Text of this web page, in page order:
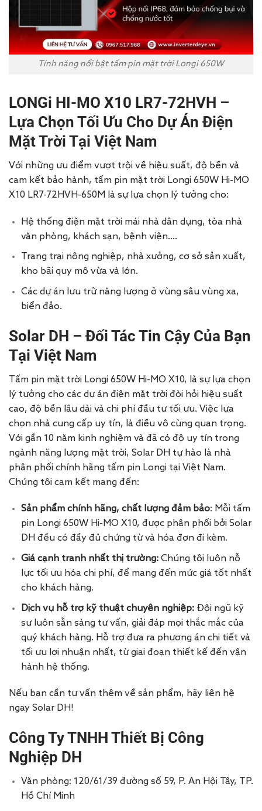
Tính năng nổi bật tấm pin mặt trời Longi 650W
LONGi HI-MO X10 LR7-72HVH –
Lựa Chọn Tối Ưu Cho Dự Án Điện
Mặt Trời Tại Việt Nam
Với những ưu điểm vượt trội về hiệu suất, độ bền và
cam kết bảo hành, tấm pin mặt trời Longi 650W Hi-MO
X10 LR7-72HVH-650M là sự lựa chọn lý tưởng cho:
Hệ thống điện mặt trời mái nhà dân dụng, tòa nhà
văn phòng, khách sạn, bệnh viện….
Trang trại nông nghiệp, nhà xưởng, cơ sở sản xuất,
kho bãi quy mô vừa và lớn.
Các dự án lưu trữ năng lượng ở vùng sâu vùng xa,
biển đảo.
Solar DH – Đối Tác Tin Cậy Của Bạn
Tại Việt Nam
Tấm pin mặt trời Longi 650W Hi-MO X10, là sự lựa chọn
lý tưởng cho các dự án điện mặt trời đòi hỏi hiệu suất
cao, độ bền lâu dài và chi phí đầu tư tối ưu. Việc lựa
chọn nhà cung cấp uy tín, là điều vô cùng quan trọng.
Với gần 10 năm kinh nghiệm và đã có độ uy tín trong
ngành năng lượng mặt trời, Solar DH tự hào là nhà
phân phối chính hãng tấm pin Longi tại Việt Nam.
Chúng tôi cam kết mang đến:
Sản phẩm chính hãng, chất lượng đảm bảo: Mỗi tấm
pin Longi 650W Hi-MO X10, được phân phối bởi Solar
DH đều có đầy đủ chứng từ và hóa đơn đi kèm.
Giá cạnh tranh nhất thị trường:Chúng tôi luôn nỗ
lực tối ưu hóa chi phí, để mang đến mức giá tốt nhất
cho khách hàng.
Dịch vụ hỗ trợ kỹ thuật chuyên nghiệp:Đội ngũ kỹ
sư luôn sẵn sàng tư vấn, giải đáp mọi thắc mắc của
quý khách hàng. Hỗ trợ đưa ra phương án chi tiết và
tối ưu lợi nhuận nhất, từ giai đoạn thiết kế đến vận
hành hệ thống.
Nếu bạn cần tư vấn thêm về sản phẩm, hãy liên hệ
ngay Solar DH!
Công Ty TNHH Thiết Bị Công
Nghiệp DH
Văn phòng: 120/61/39 đường số 59, P. An Hội Tây, TP.
Hồ Chí Minh